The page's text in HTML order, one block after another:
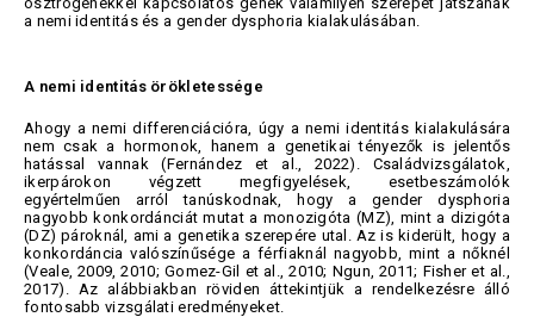
a nemi identitás és a gender dysphoria kialakulásában.
A nemi identitás örökletessége
Ahogy a nemi differenciációra, úgy a nemi identitás kialakulására
nem csak a hormonok, hanem a genetikai tényezők is jelentős
hatással vannak (Fernández et al., 2022). Családvizsgálatok,
ikerpárokon végzett megfigyelések, esetbeszámolók
egyértelműen arról tanúskodnak, hogy a gender dysphoria
nagyobb konkordánciát mutat a monozigóta (MZ), mint a dizigóta
(DZ) pároknál, ami a genetika szerepére utal. Az is kiderült, hogy a
konkordáncia valószínűsége a férfiaknál nagyobb, mint a nőknél
(Veale, 2009, 2010; Gomez-Gil et al., 2010; Ngun, 2011; Fisher et al.,
2017). Az alábbiakban röviden áttekintjük a rendelkezésre álló
fontosabb vizsgálati eredményeket.